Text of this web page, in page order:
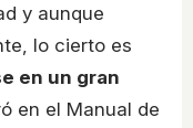
y aunque
lo cierto es
en un gran
en el Manual de